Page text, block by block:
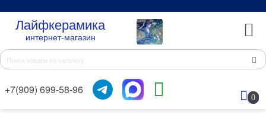
Лайфкерамика
интернет-магазин
+7(909) 699-58-96
0